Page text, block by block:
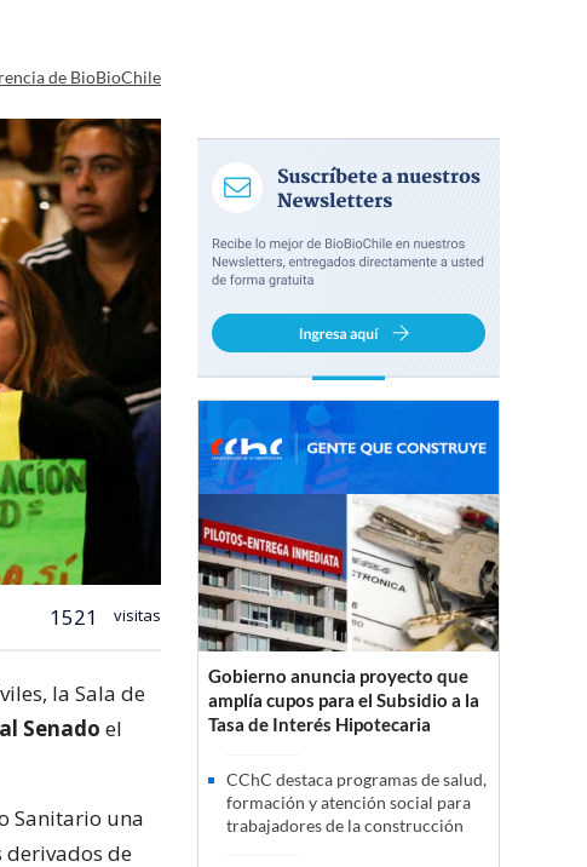
de BioBioChile
1521 visitas
la Sala de
Senado el
Sanitario una
de
Gobierno anuncia proyecto que
amplía cupos para el Subsidio a la
Tasa de Interés Hipotecaria
CChC destaca programas de salud,
formación y atención social para
trabajadores de la construcción